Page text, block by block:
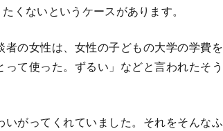
くないというケースがあります。
の女性は、女性の子どもの大学の学費を
て使った。ずるい」などと言われたそう
がってくれていました。それをそんなふ